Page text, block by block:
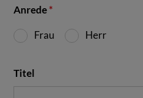
Anrede *
Frau Herr
Titel